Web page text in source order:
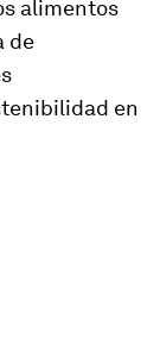
alimentos
de
en